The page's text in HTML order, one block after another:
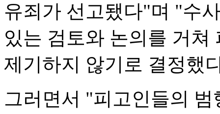
유죄가 선고됐다"며 "수
있는 검토와 논의를 거쳐
제기하지 않기로 결정했
그러면서 "피고인들의